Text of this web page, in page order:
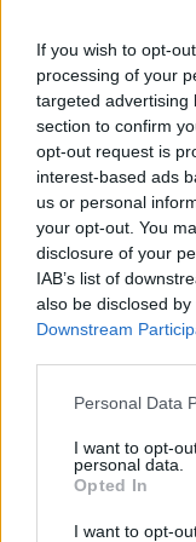
If you wish to opt-
processing of your
targeted advertising
section to confirm
opt-out request is
interest-based ads
us or personal
your opt-out. You
disclosure of your
IAB’s list of
also be disclosed
Downstream
Please note that
not limited to your
grant or deny
use your data for
consent section.
Personal Data
I want to opt-
personal data.
Opted In
I want to opt-
— GRESINI
Luigi Dall’Igna:
Bastianini 2023-
egy nagyon
Ducatival töltött
MotoGP-ben való
Ducati Lenovo
tehet előre, és
Jorge Martín két